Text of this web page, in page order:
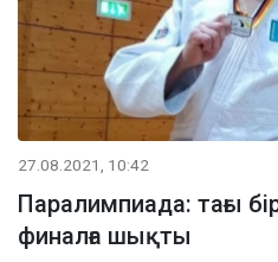
27.08.2021, 10:42
Паралимпиада: тағы
финалға шықты